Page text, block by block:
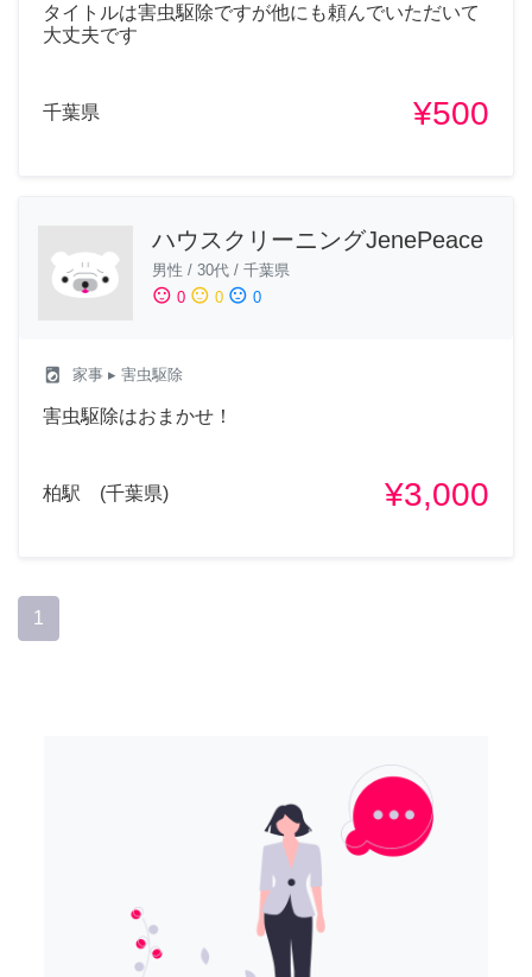
タイトルは害虫駆除ですが他にも頼んでいただいて
大丈夫です
千葉県 ¥500
ハウスクリーニングJenePeace
男性 / 30代 / 千葉県
sentiment_satisfied 0 sentiment_neutral 0 sentiment_dissatisfied 0
local_laundry_service 家事 ▸ 害虫駆除
害虫駆除はおまかせ！
柏駅 (千葉県) ¥3,000
1